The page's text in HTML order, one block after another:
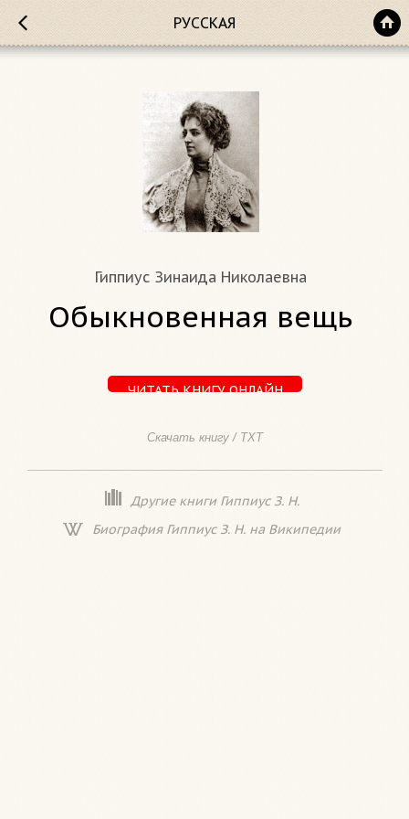
РУССКАЯ
Гиппиус Зинаида Николаевна
Обыкновенная вещь
ЧИТАТЬ КНИГУ ОНЛАЙН
Скачать книгу / TXT
Другие книги Гиппиус З. Н.
Биография Гиппиус З. Н. на Википедии